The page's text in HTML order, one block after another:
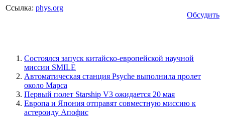
Ссылка: phys.org
Обсудить
Состоялся запуск китайско-европейской научной
миссии SMILE
Автоматическая станция Psyche выполнила пролет
около Марса
Первый полет Starship V3 ожидается 20 мая
Европа и Япония отправят совместную миссию к
астероиду Апофис